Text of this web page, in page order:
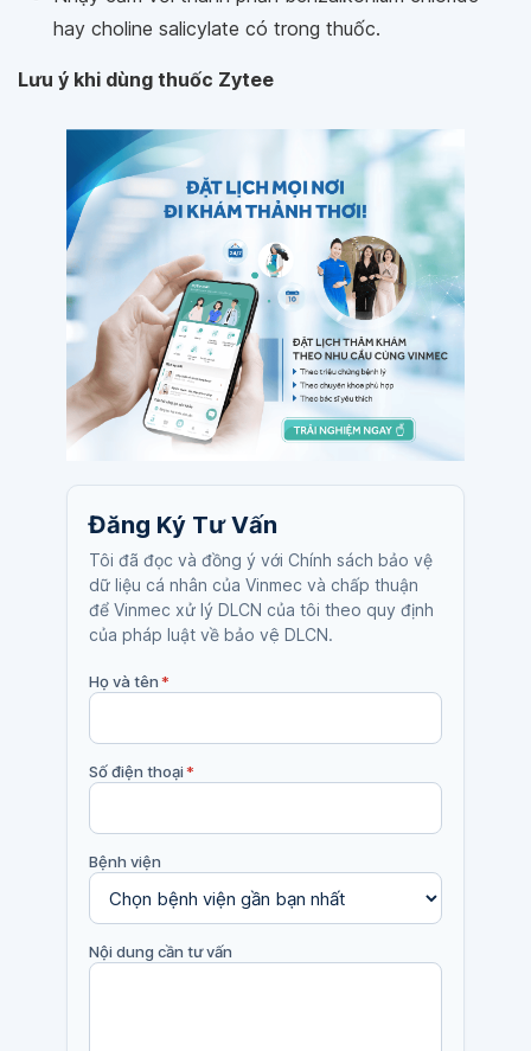
hay choline salicylate có trong thuốc.
Lưu ý khi dùng thuốc Zytee
Đăng Ký Tư Vấn
Tôi đã đọc và đồng ý với Chính sách bảo vệ
dữ liệu cá nhân của Vinmec và chấp thuận
để Vinmec xử lý DLCN của tôi theo quy định
của pháp luật về bảo vệ DLCN.
Họ và tên*
Số điện thoại*
Bệnh viện
Nội dung cần tư vấn